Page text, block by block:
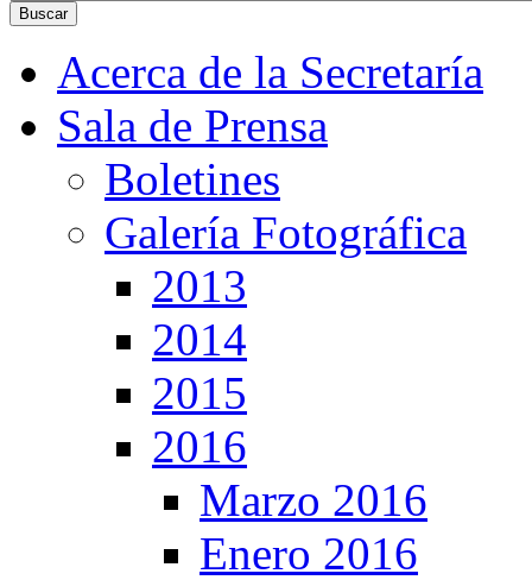
Acerca de la Secretaría
Sala de Prensa
Boletines
Galería Fotográfica
2013
2014
2015
2016
Marzo 2016
Enero 2016